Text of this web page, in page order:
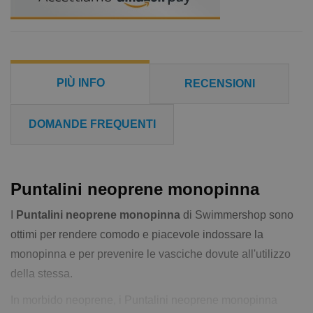
PIÙ INFO RECENSIONI
DOMANDE FREQUENTI
Puntalini neoprene monopinna
Puntalini neoprene monopinna di Swimmershop sono
ottimi per rendere comodo e piacevole indossare la
monopinna e per prevenire le vasciche dovute all'utilizzo
della stessa.